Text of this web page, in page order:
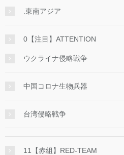
.東南アジア
0【注目】ATTENTION
ウクライナ侵略戦争
中国コロナ生物兵器
台湾侵略戦争
11【赤組】RED-TEAM